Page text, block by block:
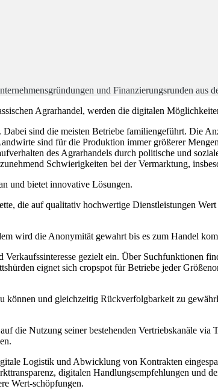
und Finanzierungsrunden aus
Agrarhandel, werden die digitalen
sind die meisten Betriebe familiengeführt. Die
sind für die Produktion immer größerer
des Agrarhandels durch politische und
Schwierigkeiten bei der Vermarktung,
und bietet innovative Lösungen.
die auf qualitativ hochwertige Dienstleistungen
wird die Anonymität gewahrt bis es zum Handel
gezielt ein. Über Suchfunktionen
eignet sich cropspot für Betriebe jeder
und gleichzeitig Rückverfolgbarkeit zu
die Nutzung seiner bestehenden Vertriebskanäle
Logistik und Abwicklung von Kontrakten
digitalen Handlungsempfehlungen und
Wert-schöpfungen.